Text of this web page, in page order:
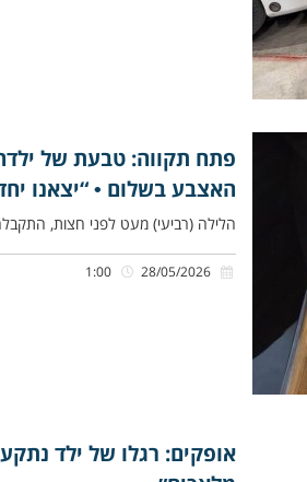
פתח תקווה: טבעת של
האצבע בשלום • “יצאנו
הלילה (רביעי) מעט לפני חצות,
אופקים: רגלו של ילד